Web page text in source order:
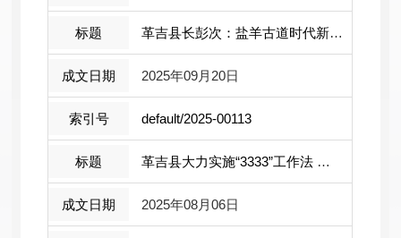
革吉县长彭次：盐羊古道时代新貌！
2025年09月20日
default/2025-00113
革吉县大力实施“3333”工作法 锻造村级...
2025年08月06日